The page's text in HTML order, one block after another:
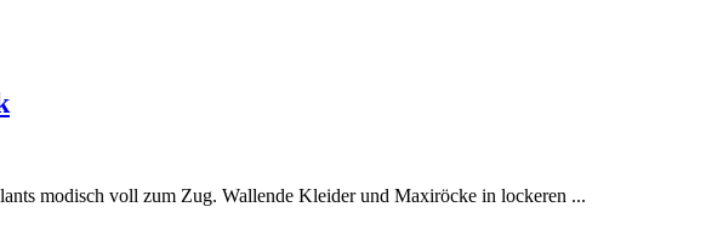
modisch voll zum Zug. Wallende Kleider und Maxiröcke in lockeren ...